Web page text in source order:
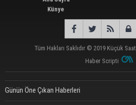
Künye
Tüm Hakları Saklıdır © 2019 Küçük Saat
Haber Scripti
Günün Öne Çıkan Haberleri